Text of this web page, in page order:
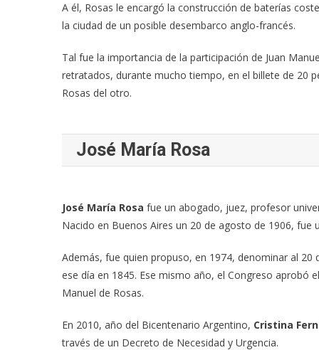
A él, Rosas le encargó la construcción de baterías
la ciudad de un posible desembarco anglo-francés.
Tal fue la importancia de la participación de Juan
retratados, durante mucho tiempo, en el billete de 20
Rosas del otro.
José María Rosa
José María Rosa fue un abogado, juez, profesor
Nacido en Buenos Aires un 20 de agosto de 1906,
Además, fue quien propuso, en 1974, denominar al
ese día en 1845. Ese mismo año, el Congreso aprobó
Manuel de Rosas.
En 2010, año del Bicentenario Argentino, Cristina
través de un Decreto de Necesidad y Urgencia.